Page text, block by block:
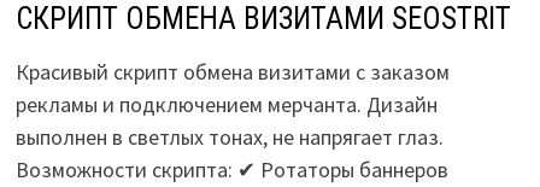
СКРИПТ ОБМЕНА ВИЗИТАМИ SEOSTRIT
Красивый скрипт обмена визитами с заказом
рекламы и подключением мерчанта. Дизайн
выполнен в светлых тонах, не напрягает глаз.
Возможности скрипта: ✔ Ротаторы баннеров